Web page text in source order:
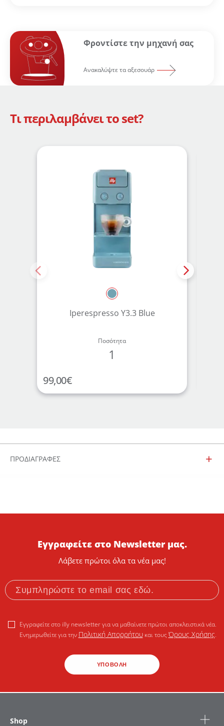
Φροντίστε την μηχανή σας
Ανακαλύψτε τα αξεσουάρ
Τι περιλαμβάνει το set?
Iperespresso Y3.3 Blue
Ποσότητα
1
99,00€
ΠΡΟΔΙΑΓΡΑΦΕΣ
Εγγραφείτε στο Newsletter μας.
Λάβετε πρώτοι όλα τα νέα μας!
ΥΠΟΒΟΛΗ
Εγγραφείτε στο illy newsletter για να μαθαίνετε πρώτοι αποκλειστικά νέα.
Ενημερωθείτε για την Πολιτική Απορρήτουκαι τουςΌρους Χρήσης.
Shop